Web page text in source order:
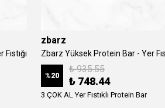
zbarz
%20
₺ 935.55
₺ 748.44
3 ÇOK AL Yer Fıstıklı Protein Bar